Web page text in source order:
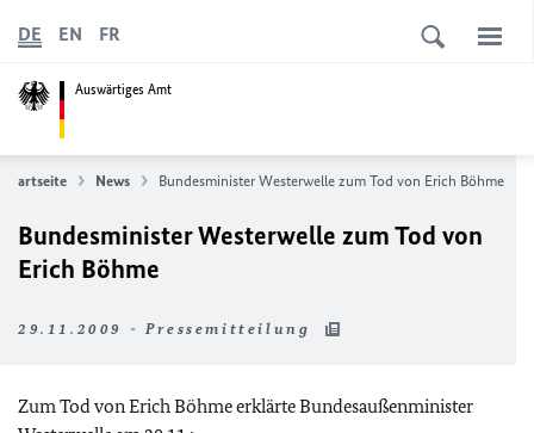
Auswärtiges Amt
DE EN FR
Startseite News Bundesminister Westerwelle zum Tod von Erich Böhme
Bundesminister Westerwelle zum Tod von
Erich Böhme
29.11.2009 - Pressemitteilung
Zum Tod von Erich Böhme erklärteBundesaußenminister